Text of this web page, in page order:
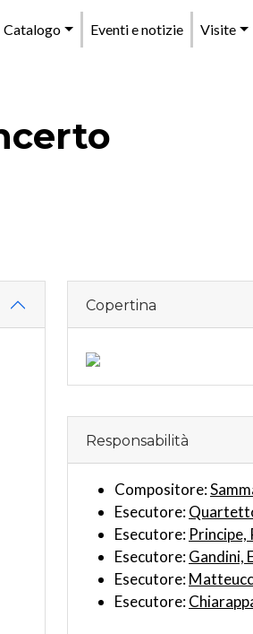
Catalogo Eventi e notizie Visite
Copertina
Responsabilità
Compositore:
Esecutore:
Esecutore: Principe,
Esecutore:Gandini,
Esecutore:
Esecutore: